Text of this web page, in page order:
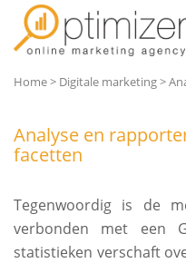
Home> Digitale marketing>
Analyse en
facetten
Tegenwoordig is de
verbonden met een
statistieken verschaft